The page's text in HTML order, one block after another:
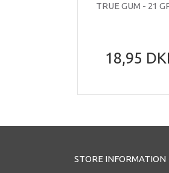
TRUE GUM - 21
18,95
STORE INFORMATION